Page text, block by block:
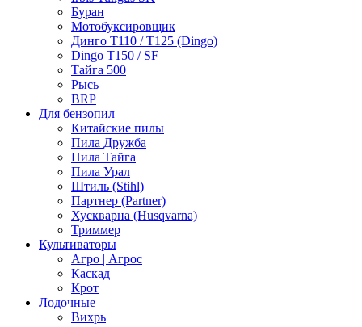
Буран
Мотобуксировщик
Динго T110 / T125 (Dingo)
Dingo T150 / SF
Тайга 500
Рысь
BRP
Для бензопил
Китайские пилы
Пила Дружба
Пила Тайга
Пила Урал
Штиль (Stihl)
Партнер (Partner)
Хускварна (Husqvarna)
Триммер
Культиваторы
Агро | Агрос
Каскад
Крот
Лодочные
Вихрь